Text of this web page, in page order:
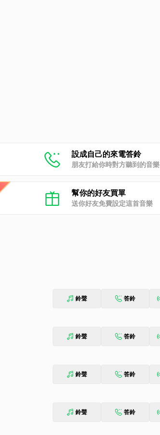
設成自己的來電答鈴
朋友打給你時對方聽到的音樂
幫你的好友買單
送你好友免費設定這首音樂
鈴聲 答鈴
鈴聲 答鈴
鈴聲 答鈴
鈴聲 答鈴